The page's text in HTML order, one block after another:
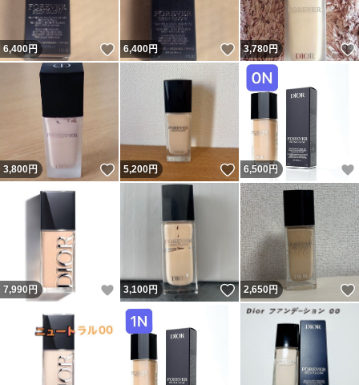
6,400円 いいね！
6,400円 いいね！
3,780円
3,800円 いいね！
5,200円 いいね！
6,500 円
7,990円 いいね！
3,100円 いいね！
2,650円